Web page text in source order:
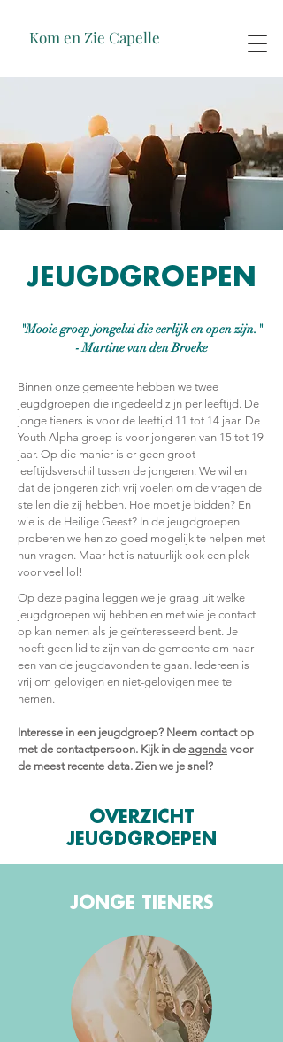
Kom en Zie Capelle
JEUGDGROEPEN
"Mooie groep jongelui die eerlijk en open zijn."
- Martine van den Broeke
Binnen onze gemeente hebben we twee
jeugdgroepen die ingedeeld zijn per leeftijd. De
jonge tieners is voor de leeftijd 11 tot 14 jaar. De
Youth Alpha groep is voor jongeren van 15 tot 19
jaar. Op die manier is er geen groot
leeftijdsverschil tussen de jongeren. We willen
dat de jongeren zich vrij voelen om de vragen de
stellen die zij hebben. Hoe moet je bidden? En
wie is de Heilige Geest? In de jeugdgroepen
proberen we hen zo goed mogelijk te helpen met
hun vragen. Maar het is natuurlijk ook een plek
voor veel lol!
Op deze pagina leggen we je graag uit welke
jeugdgroepen wij hebben en met wie je contact
op kan nemen als je geïnteresseerd bent. Je
hoeft geen lid te zijn van de gemeente om naar
een van de jeugdavonden te gaan. Iedereen is
vrij om gelovigen en niet-gelovigen mee te
nemen.
Interesse in een jeugdgroep? Neem contact op
met de contactpersoon. Kijk in de agenda voor
de meest recente data. Zien we je snel?
OVERZICHT
JEUGDGROEPEN
JONGE TIENERS